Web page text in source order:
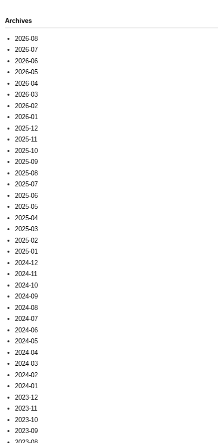
Archives
2026-08
2026-07
2026-06
2026-05
2026-04
2026-03
2026-02
2026-01
2025-12
2025-11
2025-10
2025-09
2025-08
2025-07
2025-06
2025-05
2025-04
2025-03
2025-02
2025-01
2024-12
2024-11
2024-10
2024-09
2024-08
2024-07
2024-06
2024-05
2024-04
2024-03
2024-02
2024-01
2023-12
2023-11
2023-10
2023-09